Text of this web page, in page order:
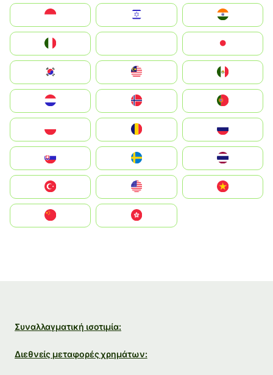
South Korea
United States
中國香港特別行政區
Συναλλαγματική ισοτιμία:
Διεθνείς μεταφορές χρημάτων: